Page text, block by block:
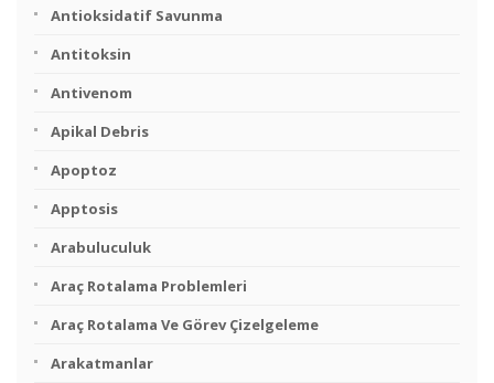
Antioksidatif Savunma
Antitoksin
Antivenom
Apikal Debris
Apoptoz
Apptosis
Arabuluculuk
Araç Rotalama Problemleri
Araç Rotalama Ve Görev Çizelgeleme
Arakatmanlar